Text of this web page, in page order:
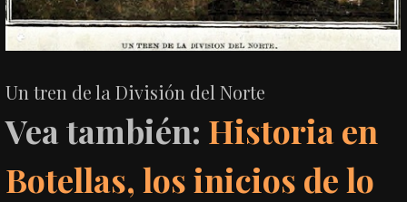
Un tren de la División del Norte
Vea también: Historia en
Botellas, los inicios de lo